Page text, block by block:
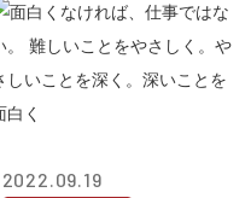
2022.09.19